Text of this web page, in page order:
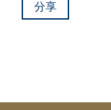
分享